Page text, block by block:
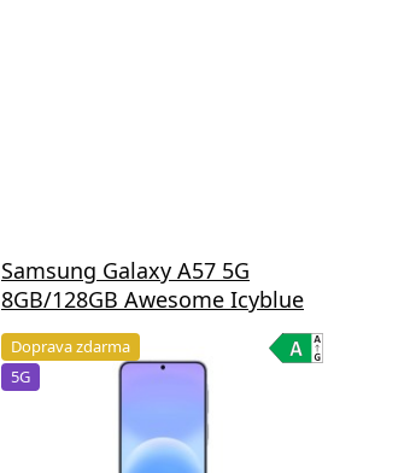
Samsung Galaxy A57 5G
8GB/128GB Awesome Icyblue
Doprava zdarma
5G